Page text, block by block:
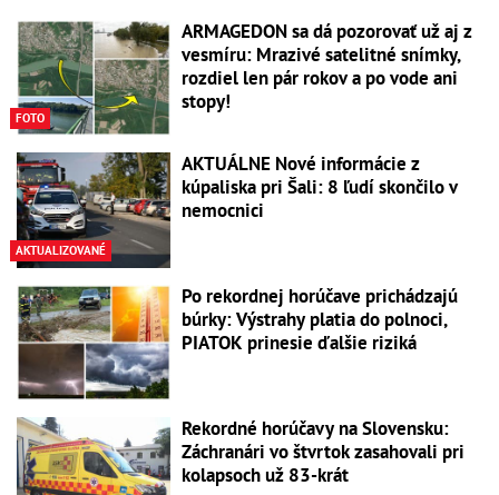
FOTO
ARMAGEDON sa dá pozorovať už aj z
vesmíru: Mrazivé satelitné snímky,
rozdiel len pár rokov a po vode ani
stopy!
AKTUALIZOVANÉ
AKTUÁLNE Nové informácie z
kúpaliska pri Šali: 8 ľudí skončilo v
nemocnici
Po rekordnej horúčave prichádzajú
búrky: Výstrahy platia do polnoci,
PIATOK prinesie ďalšie riziká
Rekordné horúčavy na Slovensku:
Záchranári vo štvrtok zasahovali pri
kolapsoch už 83-krát